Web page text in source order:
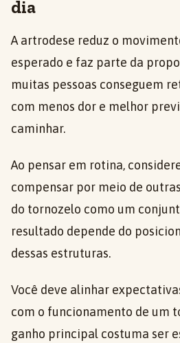
dia
A artrodese reduz o
esperado e faz parte da
muitas pessoas conseguem
com menos dor e melhor
caminhar.
Ao pensar em rotina,
compensar por meio de
do tornozelo como um
resultado depende do
dessas estruturas.
Você deve alinhar
com o funcionamento de um
ganho principal costuma ser